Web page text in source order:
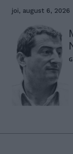
joi, august 6, 2026